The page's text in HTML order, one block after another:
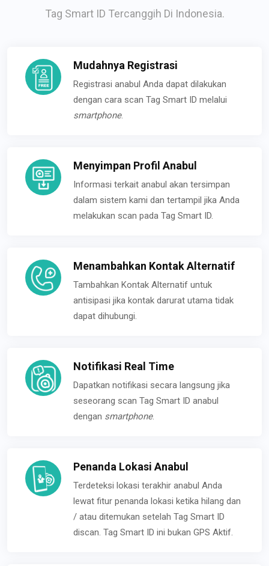
Tag Smart ID Tercanggih Di Indonesia.
Mudahnya Registrasi
Registrasi anabul Anda dapat dilakukan
dengan cara scan Tag Smart ID melalui
smartphone.
Menyimpan Profil Anabul
Informasi terkait anabul akan tersimpan
dalam sistem kami dan tertampil jika Anda
melakukan scan pada Tag Smart ID.
Menambahkan Kontak Alternatif
Tambahkan Kontak Alternatif untuk
antisipasi jika kontak darurat utama tidak
dapat dihubungi.
Notifikasi Real Time
Dapatkan notifikasi secara langsung jika
seseorang scan Tag Smart ID anabul
dengan smartphone.
Penanda Lokasi Anabul
Terdeteksi lokasi terakhir anabul Anda
lewat fitur penanda lokasi ketika hilang dan
/ atau ditemukan setelah Tag Smart ID
discan. Tag Smart ID ini bukan GPS Aktif.